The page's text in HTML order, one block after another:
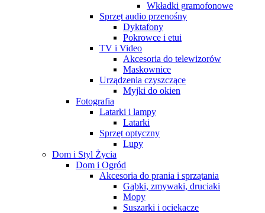
Wkładki gramofonowe
Sprzęt audio przenośny
Dyktafony
Pokrowce i etui
TV i Video
Akcesoria do telewizorów
Maskownice
Urządzenia czyszczące
Myjki do okien
Fotografia
Latarki i lampy
Latarki
Sprzęt optyczny
Lupy
Dom i Styl Życia
Dom i Ogród
Akcesoria do prania i sprzątania
Gąbki, zmywaki, druciaki
Mopy
Suszarki i ociekacze